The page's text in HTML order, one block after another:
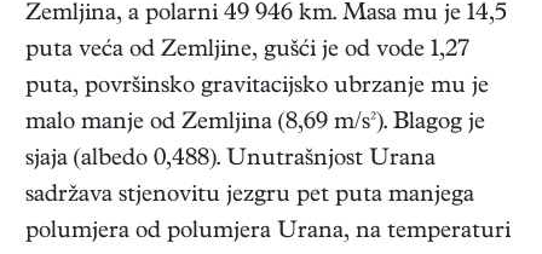
Zemljina, a polarni 49 946 km. Masa mu je 14,5
puta veća od Zemljine, gušći je od vode 1,27
puta, površinsko gravitacijsko ubrzanje mu je
malo manje od Zemljina (8,69 m/s²). Blagog je
sjaja (albedo 0,488). Unutrašnjost Urana
sadržava stjenovitu jezgru pet puta manjega
polumjera od polumjera Urana, na temperaturi